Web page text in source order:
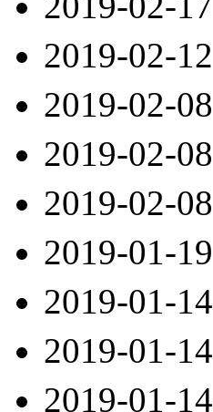
2019-02-12
2019-02-08
2019-02-08
2019-02-08
2019-01-19
2019-01-14
2019-01-14
2019-01-14